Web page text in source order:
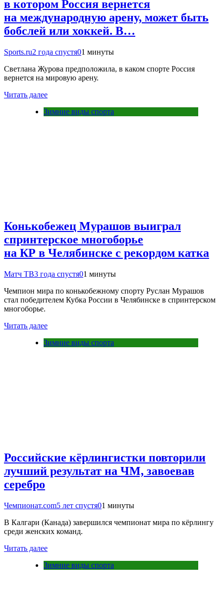
в котором Россия вернется
на международную арену, может быть
бобслей или хоккей. В…
Sports.ru2 года спустя01 минуты
Светлана Журова предположила, в каком спорте Россия
вернется на мировую арену.
Читать далее
Зимние виды спорта
Конькобежец Мурашов выиграл
спринтерское многоборье
на КР в Челябинске с рекордом катка
Матч ТВ3 года спустя01 минуты
Чемпион мира по конькобежному спорту Руслан Мурашов
стал победителем Кубка России в Челябинске в спринтерском
многоборье.
Читать далее
Зимние виды спорта
Российские кёрлингистки повторили
лучший результат на ЧМ, завоевав
серебро
Чемпионат.com5 лет спустя01 минуты
В Калгари (Канада) завершился чемпионат мира по кёрлингу
среди женских команд.
Читать далее
Зимние виды спорта